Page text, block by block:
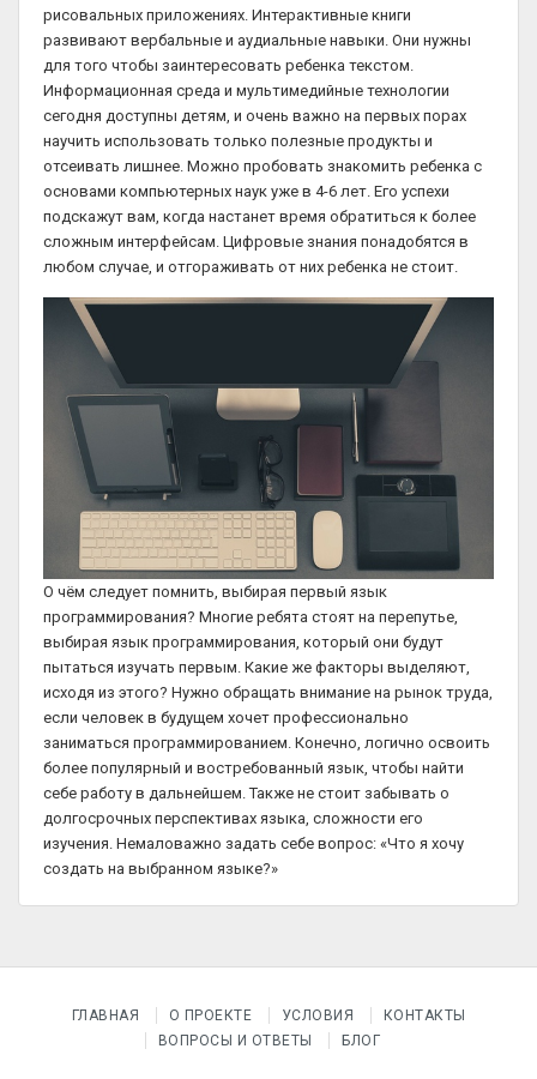
рисовальных приложениях. Интерактивные книги
развивают вербальные и аудиальные навыки. Они нужны
для того чтобы заинтересовать ребенка текстом.
Информационная среда и мультимедийные технологии
сегодня доступны детям, и очень важно на первых порах
научить использовать только полезные продукты и
отсеивать лишнее. Можно пробовать знакомить ребенка с
основами компьютерных наук уже в 4-6 лет. Его успехи
подскажут вам, когда настанет время обратиться к более
сложным интерфейсам. Цифровые знания понадобятся в
любом случае, и отгораживать от них ребенка не стоит.
О чём следует помнить, выбирая первый язык
программирования? Многие ребята стоят на перепутье,
выбирая язык программирования, который они будут
пытаться изучать первым. Какие же факторы выделяют,
исходя из этого? Нужно обращать внимание на рынок труда,
если человек в будущем хочет профессионально
заниматься программированием. Конечно, логично освоить
более популярный и востребованный язык, чтобы найти
себе работу в дальнейшем. Также не стоит забывать о
долгосрочных перспективах языка, сложности его
изучения. Немаловажно задать себе вопрос: «Что я хочу
создать на выбранном языке?»
ГЛАВНАЯ О ПРОЕКТЕ УСЛОВИЯ
КОНТАКТЫ
ВОПРОСЫ И ОТВЕТЫ
БЛОГ